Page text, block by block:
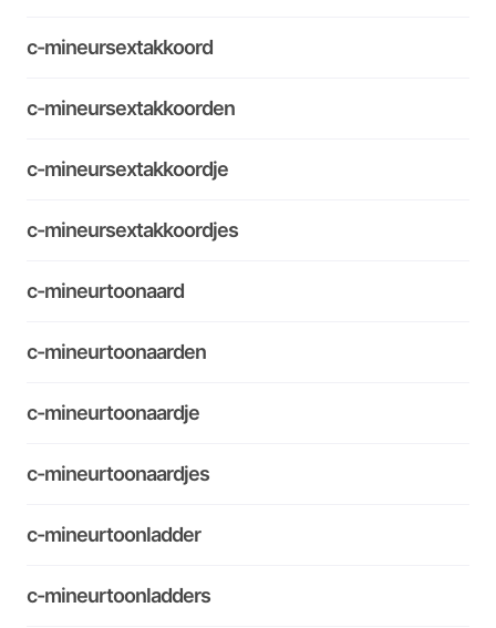
c-mineursextakkoord
c-mineursextakkoorden
c-mineursextakkoordje
c-mineursextakkoordjes
c-mineurtoonaard
c-mineurtoonaarden
c-mineurtoonaardje
c-mineurtoonaardjes
c-mineurtoonladder
c-mineurtoonladders